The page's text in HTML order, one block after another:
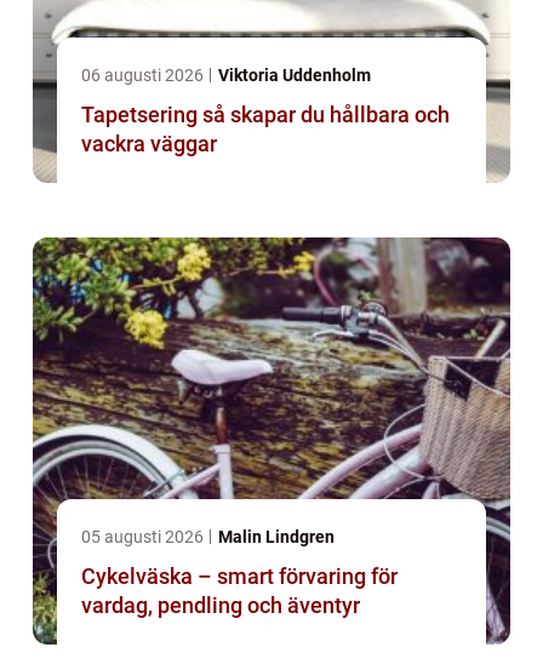
06 augusti 2026 Viktoria Uddenholm
Tapetsering så skapar du hållbara och
vackra väggar
05 augusti 2026 Malin Lindgren
Cykelväska – smart förvaring för
vardag, pendling och äventyr